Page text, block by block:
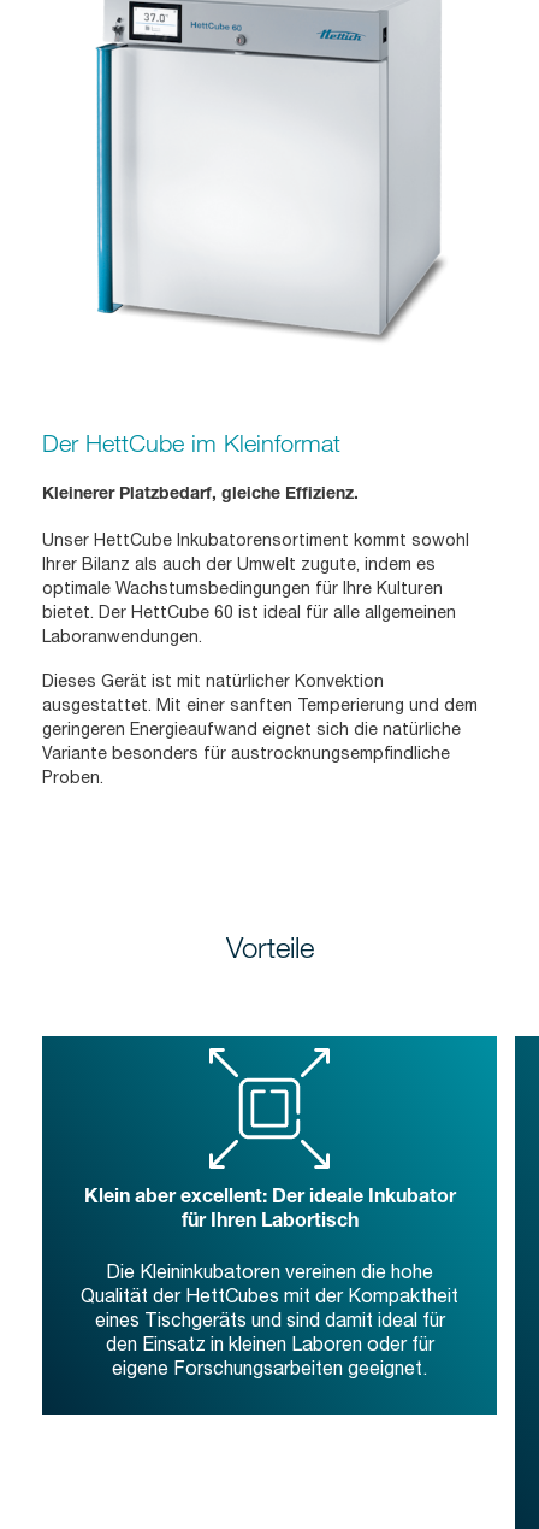
Der HettCube im Kleinformat
Kleinerer Platzbedarf, gleiche Effizienz.
Unser HettCube Inkubatorensortiment kommt sowohl
Ihrer Bilanz als auch der Umwelt zugute, indem es
optimale Wachstumsbedingungen für Ihre Kulturen
bietet. Der HettCube 60 ist ideal für alle allgemeinen
Laboranwendungen.
Dieses Gerät ist mit natürlicher Konvektion
ausgestattet. Mit einer sanften Temperierung und dem
geringeren Energieaufwand eignet sich die natürliche
Variante besonders für austrocknungsempfindliche
Proben.
Vorteile
Klein aber excellent: Der ideale Inkubator
für Ihren Labortisch
Die Kleininkubatoren vereinen die hohe
Qualität der HettCubes mit der Kompaktheit
eines Tischgeräts und sind damit ideal für
den Einsatz in kleinen Laboren oder für
eigene Forschungsarbeiten geeignet.